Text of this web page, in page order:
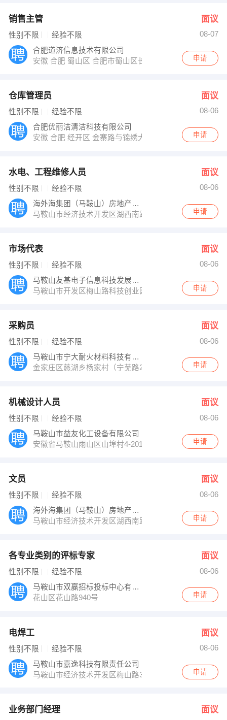
销售主管 面议
性别不限 经验不限
08-07
合肥道济信息技术有限公司
安徽 合肥 蜀山区 合肥市蜀山区长江西路189号之心城B
申请
仓库管理员 面议
性别不限 经验不限
08-06
合肥优丽洁清洁科技有限公司
安徽 合肥 经开区 金寨路与锦绣大道交叉口鸿昌检测中心
申请
水电、工程维修人员 面议
性别不限 经验不限
08-06
海外海集团（马鞍山）房地产开发有限公司
马鞍山市经济技术开发区湖西南路１号
申请
市场代表 面议
性别不限 经验不限
08-06
马鞍山友基电子信息科技发展有限公司
马鞍山市开发区梅山路科技创业园219
申请
采购员 面议
性别不限 经验不限
08-06
马鞍山市宁大耐火材料科技有限公司
金家庄区慈湖乡杨家村（宁芜路205国道旁）
申请
机械设计人员 面议
性别不限 经验不限
08-06
马鞍山市益友化工设备有限公司
安徽省马鞍山雨山区山埠村4-201
申请
文员 面议
性别不限 经验不限
08-06
海外海集团（马鞍山）房地产开发有限公司
马鞍山市经济技术开发区湖西南路１号
申请
各专业类别的评标专家 面议
性别不限 经验不限
08-06
马鞍山市双赢招标投标中心有限责任公司
花山区花山路940号
申请
电焊工 面议
性别不限 经验不限
08-06
马鞍山市嘉逸科技有限责任公司
马鞍山市经济技术开发区梅山路399号
申请
业务部门经理 面议